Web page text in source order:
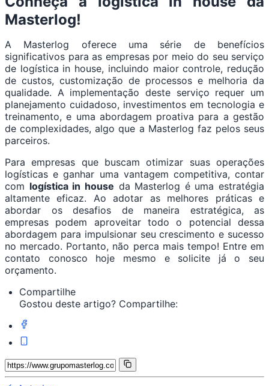
Masterlog!
A Masterlog oferece uma série de benefícios
significativos para as empresas por meio do seu serviço
de logística in house, incluindo maior controle, redução
de custos, customização de processos e melhoria da
qualidade. A implementação deste serviço requer um
planejamento cuidadoso, investimentos em tecnologia e
treinamento, e uma abordagem proativa para a gestão
de complexidades, algo que a Masterlog faz pelos seus
parceiros.
Para empresas que buscam otimizar suas operações
logísticas e ganhar uma vantagem competitiva, contar
com logística in house da Masterlog é uma estratégia
altamente eficaz. Ao adotar as melhores práticas e
abordar os desafios de maneira estratégica, as
empresas podem aproveitar todo o potencial dessa
abordagem para impulsionar seu crescimento e sucesso
no mercado. Portanto, não perca mais tempo! Entre em
contato conosco hoje mesmo e solicite já o seu
orçamento.
Compartilhe
Gostou deste artigo? Compartilhe: